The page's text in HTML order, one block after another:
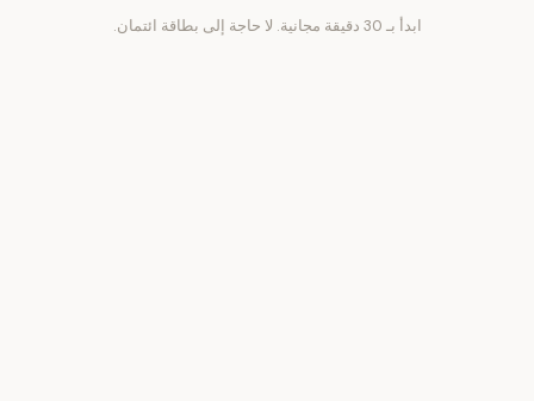
ابدأ بـ 30 دقيقة مجانية. لا حاجة إلى بطاقة ائتمان.